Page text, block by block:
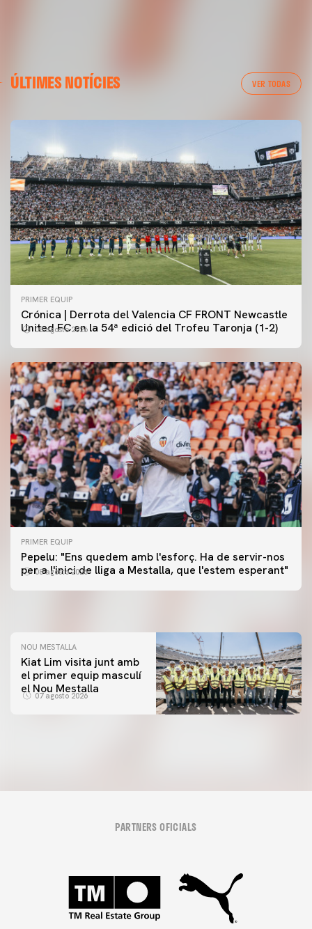
ÚLTIMES NOTÍCIES VER TODAS
PRIMER EQUIP
Crónica | Derrota del Valencia CF FRONT Newcastle
United FC en la 54ª edició del Trofeu Taronja (1-2)
08 agosto 2026
PRIMER EQUIP
Pepelu: "Ens quedem amb l'esforç. Ha de servir-nos
per a l'inici de lliga a Mestalla, que l'estem esperant"
08 agosto 2026
PRIMER EQUIP
📸 #ValenciaNUFC
PRIMER EQUIP
MESTALLA 📍
NOU MESTALLA
Kiat Lim visita junt amb
el primer equip masculí
el Nou Mestalla
07 agosto 2026
PRIMER EQUIP
ENTRENAMENT DEL VALENCIA CF 7/8/2026
PARTNERS OFICIALS